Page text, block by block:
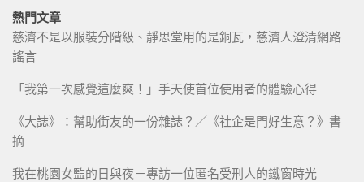
熱門文章
慈濟不是以服裝分階級、靜思堂用的是銅瓦，慈濟人澄清網路
謠言
「我第一次感覺這麼爽！」手天使首位使用者的體驗心得
《大誌》：幫助街友的一份雜誌？／《社企是門好生意？》書
摘
我在桃園女監的日與夜－專訪一位匿名受刑人的鐵窗時光